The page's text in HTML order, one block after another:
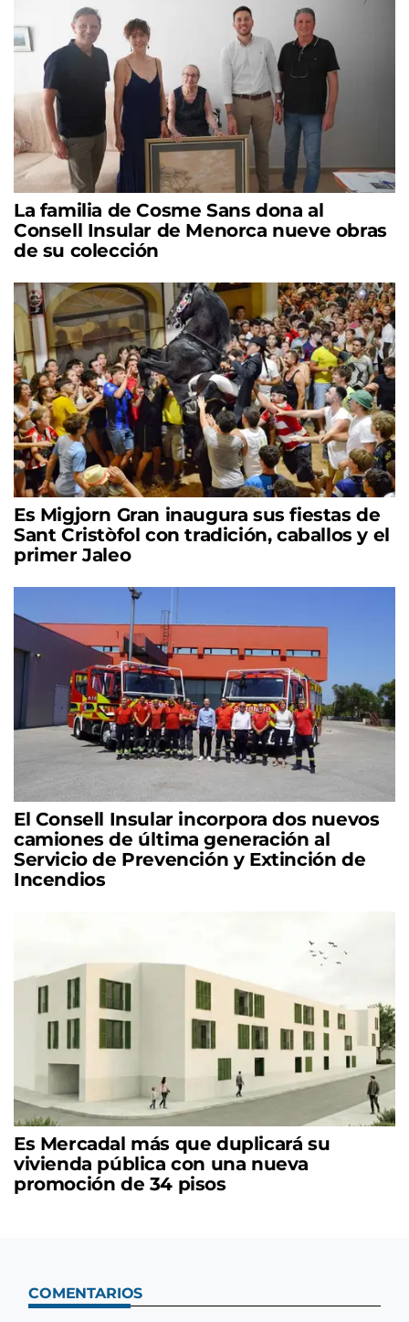
La familia de Cosme Sans dona al
Consell Insular de Menorca nueve obras
de su colección
Es Migjorn Gran inaugura sus fiestas de
Sant Cristòfol con tradición, caballos y el
primer Jaleo
El Consell Insular incorpora dos nuevos
camiones de última generación al
Servicio de Prevención y Extinción de
Incendios
Es Mercadal más que duplicará su
vivienda pública con una nueva
promoción de 34 pisos
COMENTARIOS